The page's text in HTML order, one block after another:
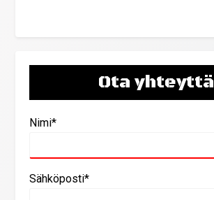
Ota yhteyttä
Nimi*
Sähköposti*